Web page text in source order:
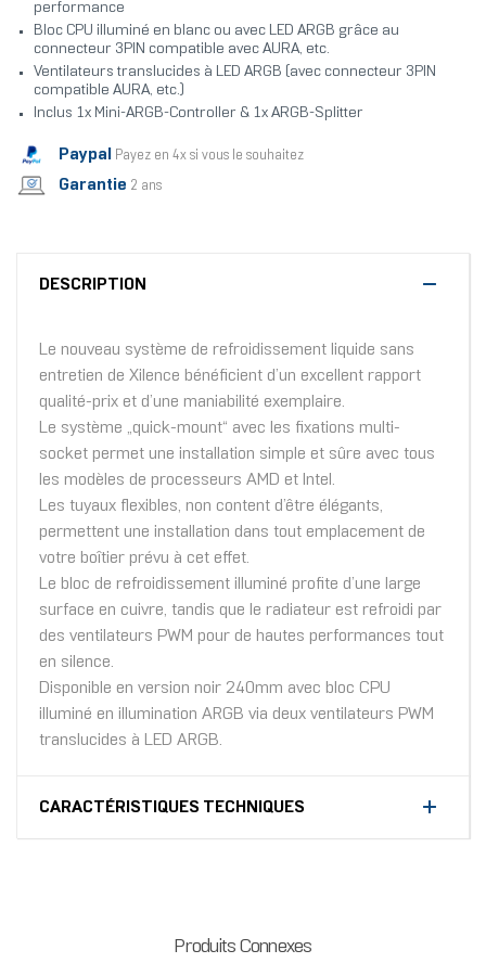
performance
Bloc CPU illuminé en blanc ou avec LED ARGB grâce au
connecteur 3PIN compatible avec AURA, etc.
Ventilateurs translucides à LED ARGB (avec connecteur 3PIN
compatible AURA, etc.)
Inclus 1x Mini-ARGB-Controller & 1x ARGB-Splitter
Paypal Payez en 4x si vous le souhaitez
Garantie 2 ans
DESCRIPTION
Le nouveau système de refroidissement liquide sans
entretien de Xilence bénéficient d’un excellent rapport
qualité-prix et d’une maniabilité exemplaire.
Le système „quick-mount“ avec les fixations multi-
socket permet une installation simple et sûre avec tous
les modèles de processeurs AMD et Intel.
Les tuyaux flexibles, non content d’être élégants,
permettent une installation dans tout emplacement de
votre boîtier prévu à cet effet.
Le bloc de refroidissement illuminé profite d’une large
surface en cuivre, tandis que le radiateur est refroidi par
des ventilateurs PWM pour de hautes performances tout
en silence.
Disponible en version noir 240mm avec bloc CPU
illuminé en illumination ARGB via deux ventilateurs PWM
translucides à LED ARGB.
CARACTÉRISTIQUES TECHNIQUES
Produits Connexes